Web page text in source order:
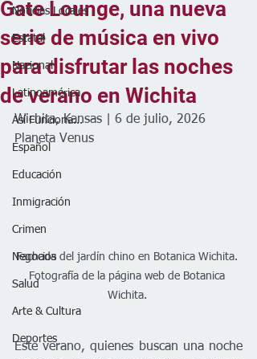
Noticias Locales
Estatal
Nacional
Latinoamérica
Así Funciona...
Español
Educación
Inmigración
Crimen
Negocios
Salud
Arte & Cultura
Deportes
Gate Lounge, una nueva
serie de música en vivo
para disfrutar las noches
de verano en Wichita
Wichita, Kansas | 6 de julio, 2026
Planeta Venus
Fachada del jardín chino en Botanica Wichita.
Fotografía de la página web de Botanica
Wichita.
Este verano, quienes buscan una noche